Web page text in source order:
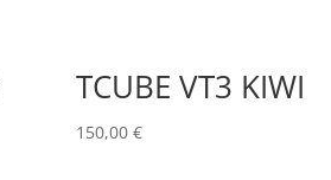
TCUBE VT3 KIWI
150,00 €